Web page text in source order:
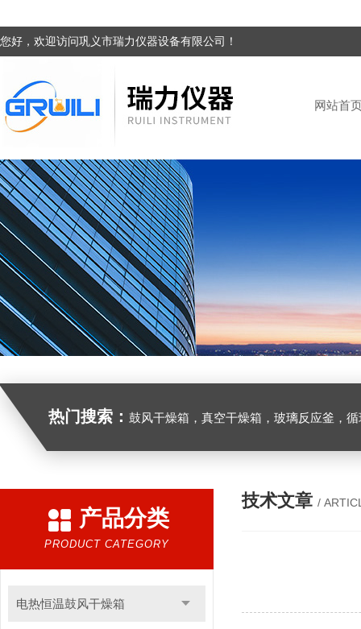
您好，欢迎访问巩义市瑞力仪器设备有限公司！
网站首
热门搜索： 鼓风干燥箱，真空干燥箱，玻璃反应釜，循环水真空泵
产品分类
PRODUCT CATEGORY
电热恒温鼓风干燥箱
技术文章 /